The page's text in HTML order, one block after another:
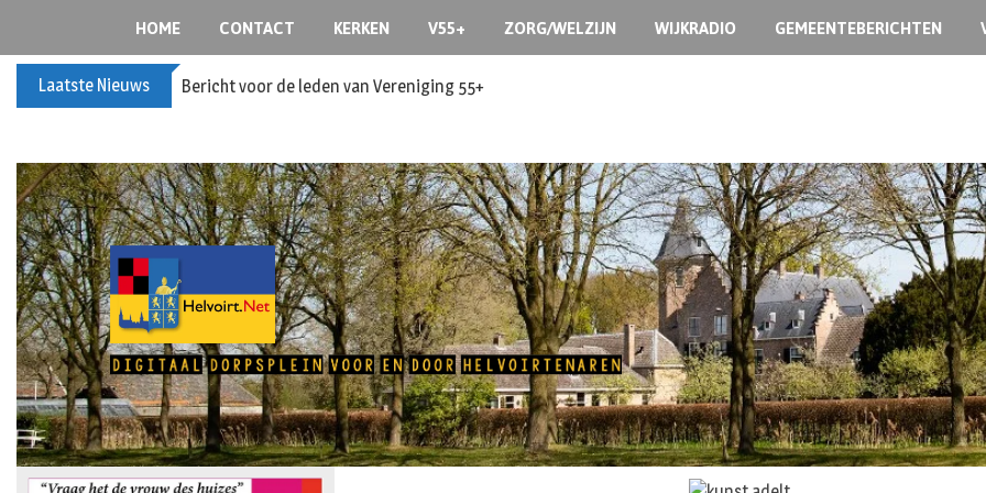
HOME CONTACT KERKEN V55+ ZORG/WELZIJN WIJKRADIO GEMEENTEBERICHTEN
Laatste Nieuws Bericht voor de leden van Vereniging 55+